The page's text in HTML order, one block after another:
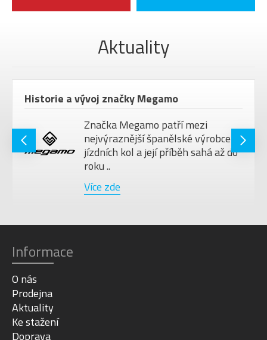
PŘEDSTAVEC
Raymon 35, 0 °, Ahead
FSA NO.80/62/CRII, ICR
SEDLOVKA
Post
Raymon, thermoplastic
STOJAN
IC44, compatible
HMOTNOST
26,1 kg
130 kg
VELIKOST KOL 29"/27.5"
Barva
Aktuality
Historie a vývoj značky Megamo
Značka Megamo patří mezi
nejvýraznější španělské výrobce
jízdních kol a její příběh sahá až do
roku ..
Více zde
Informace
O nás
Prodejna
Aktuality
Ke stažení
Doprava